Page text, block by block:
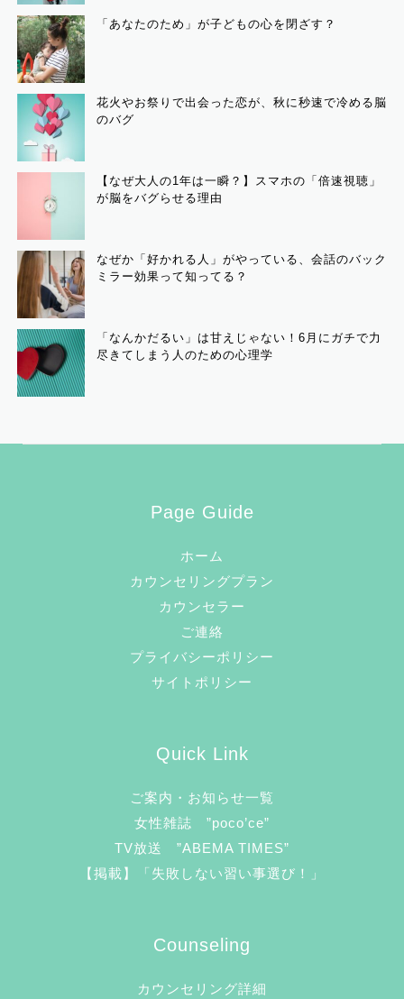
「あなたのため」が子どもの心を閉ざす？
花火やお祭りで出会った恋が、秋に秒速で冷める脳
のバグ
【なぜ大人の1年は一瞬？】スマホの「倍速視聴」
が脳をバグらせる理由
なぜか「好かれる人」がやっている、会話のバック
ミラー効果って知ってる？
「なんかだるい」は甘えじゃない！6月にガチで力
尽きてしまう人のための心理学
Page Guide
ホーム
カウンセリングプラン
カウンセラー
ご連絡
プライバシーポリシー
サイトポリシー
Quick Link
ご案内・お知らせ一覧
女性雑誌 ”poco’ce”
TV放送 ”ABEMA TIMES”
【掲載】「失敗しない習い事選び！」
Counseling
カウンセリング詳細